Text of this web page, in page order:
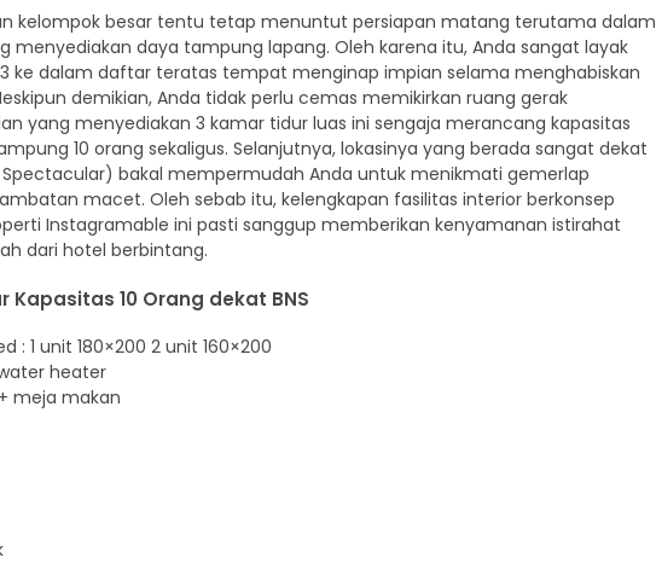
kelompok besar tentu tetap menuntut persiapan matang terutama dalam
menyediakan daya tampung lapang. Oleh karena itu, Anda sangat layak
ke dalam daftar teratas tempat menginap impian selama menghabiskan
demikian, Anda tidak perlu cemas memikirkan ruang gerak
yang menyediakan 3 kamar tidur luas ini sengaja merancang kapasitas
10 orang sekaligus. Selanjutnya, lokasinya yang berada sangat dekat
Spectacular) bakal mempermudah Anda untuk menikmati gemerlap
macet. Oleh sebab itu, kelengkapan fasilitas interior berkonsep
Instagramable ini pasti sanggup memberikan kenyamanan istirahat
dari hotel berbintang.
Kapasitas 10 Orang dekat BNS
: 1 unit 180×200 2 unit 160×200
heater
meja makan